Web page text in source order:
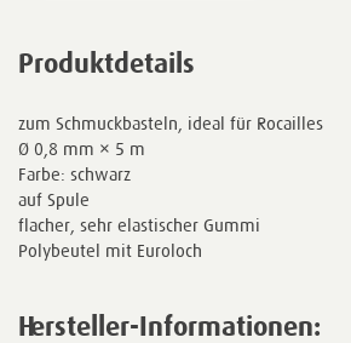
Produktdetails
zum Schmuckbasteln, ideal für Rocailles
Ø 0,8 mm × 5 m
Farbe: schwarz
auf Spule
flacher, sehr elastischer Gummi
Polybeutel mit Euroloch
Hersteller-Informationen: